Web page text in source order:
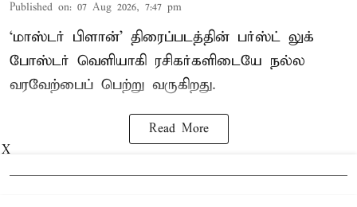
Published on: 07 Aug 2026, 7:47 pm
‘மாஸ்டர் பிளான்’ திரைப்படத்தின் பர்ஸ்ட் லுக்
போஸ்டர் வெளியாகி ரசிகர்களிடையே நல்ல
வரவேற்பைப் பெற்று வருகிறது.
Read More
X